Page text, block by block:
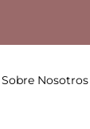
Sobre Nosotros